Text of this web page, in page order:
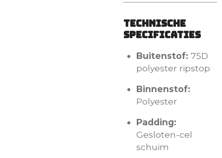
Technische
specificaties
Buitenstof: 75D
polyester ripstop
Binnenstof:
Polyester
Padding:
Gesloten-cel
schuim